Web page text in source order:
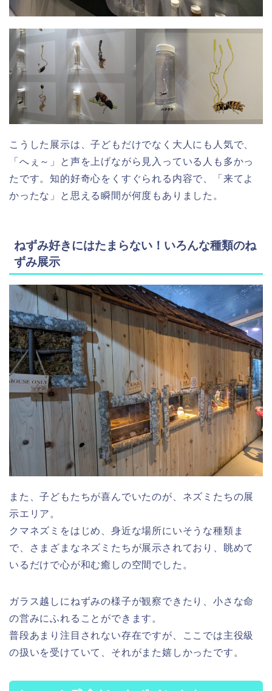
こうした展示は、子どもだけでなく大人にも人気で、
「へぇ～」と声を上げながら見入っている人も多かっ
たです。知的好奇心をくすぐられる内容で、「来てよ
かったな」と思える瞬間が何度もありました。
ねずみ好きにはたまらない！いろんな種類のね
ずみ展示
また、子どもたちが喜んでいたのが、ネズミたちの展
示エリア。
クマネズミをはじめ、身近な場所にいそうな種類ま
で、さまざまなネズミたちが展示されており、眺めて
いるだけで心が和む癒しの空間でした。
ガラス越しにねずみの様子が観察できたり、小さな命
の営みにふれることができます。
普段あまり注目されない存在ですが、ここでは主役級
の扱いを受けていて、それがまた嬉しかったです。